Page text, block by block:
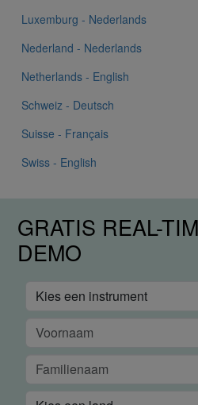
Luxemburg - Nederlands
Nederland - Nederlands
Netherlands - English
Schweiz - Deutsch
Suisse - Français
Swiss - English
GRATIS REAL-
DEMO